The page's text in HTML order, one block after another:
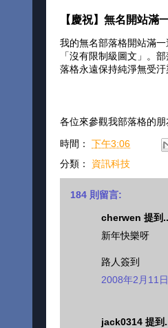
【慶祝】無名開站滿
我的無名部落格開站滿
「沒有限制級圖文」。
落格永遠保持純淨無受
各位來參觀我部落格的
時間： 下午3:06
分類： 資訊科技
184 則留言:
cherwen 提到
新年快樂呀
路人簽到
2008年2月11
jack0314 提到